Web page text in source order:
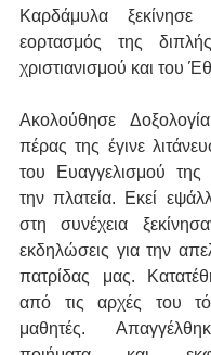
Καρδάμυλα
εορτασμός της
χριστιανισμού και του
Ακολούθησε
πέρας της έγινε
του Ευαγγελισμού
την πλατεία. Εκεί
στη συνέχεια
εκδηλώσεις για την
πατρίδας μας.
από τις αρχές του
μαθητές.